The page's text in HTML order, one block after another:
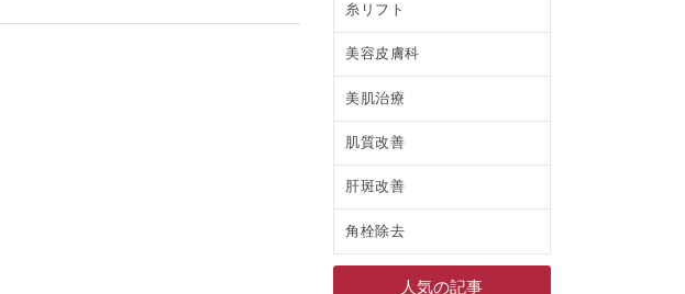
糸リフト
美容皮膚科
美肌治療
肌質改善
肝斑改善
角栓除去
人気の記事